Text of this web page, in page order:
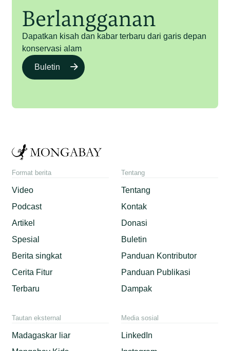
Berlangganan
Dapatkan kisah dan kabar terbaru dari garis depan
konservasi alam
Buletin
Format berita
Video
Podcast
Artikel
Spesial
Berita singkat
Cerita Fitur
Terbaru
Tentang
Tentang
Kontak
Donasi
Buletin
Panduan Kontributor
Panduan Publikasi
Dampak
Tautan eksternal
Madagaskar liar
Media sosial
LinkedIn